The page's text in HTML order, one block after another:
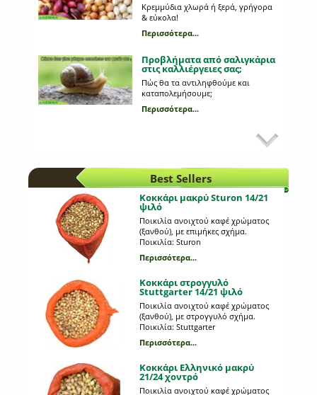
Κρεμμύδια χλωρά ή ξερά, γρήγορα
& εύκολα!
Περισσότερα...
Προβλήματα από σαλιγκάρια
στις καλλιέργειες σας;
Πώς θα τα αντιληφθούμε και
καταπολεμήσουμε;
Περισσότερα...
πατάτα;
Περισσότερα...
Προβλάστηση πατατόσπορου
Ποια είναι τα πλεονεκτήματα της και
τι διαδικασία ακολουθούμε;
Περισσότερα...
Κλάδεμα των φυτών: τι
διαδικασία ακολουθούμε;
Ποια η σημασία του κλαδέματος;
Περισσότερα...
Μαύρισμα του καρπού σε
τομάτα και πιπεριά
Best Sellers
Κοκκάρι μακρύ Sturon 14/21
ψιλό
Ποικιλία ανοιχτού καφέ χρώματος
(ξανθού), με επιμήκες σχήμα.
Ποικιλία: Sturon
Περισσότερα...
Κοκκάρι στρογγυλό
Stuttgarter 14/21 ψιλό
Ποικιλία ανοιχτού καφέ χρώματος
(ξανθού), με στρογγυλό σχήμα.
Ποικιλία: Stuttgarter
Περισσότερα...
Κοκκάρι Ελληνικό μακρύ
21/24 χοντρό
Ποικιλία ανοιχτού καφέ χρώματος